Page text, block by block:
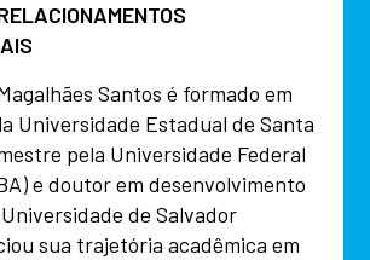
Santos é formado em
Universidade Estadual de Santa
pela Universidade Federal
e doutor em desenvolvimento
de Salvador
sua trajetória acadêmica em